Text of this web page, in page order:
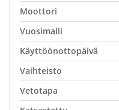
Moottori
Vuosimalli
Käyttöönottopäivä
Vaihteisto
Vetotapa